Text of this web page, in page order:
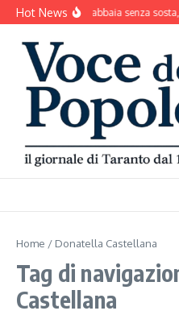
Salta al contenuto
Hot NewsIl cane abbaia senza
Home / Donatella Castellana
Tag di
Castellana